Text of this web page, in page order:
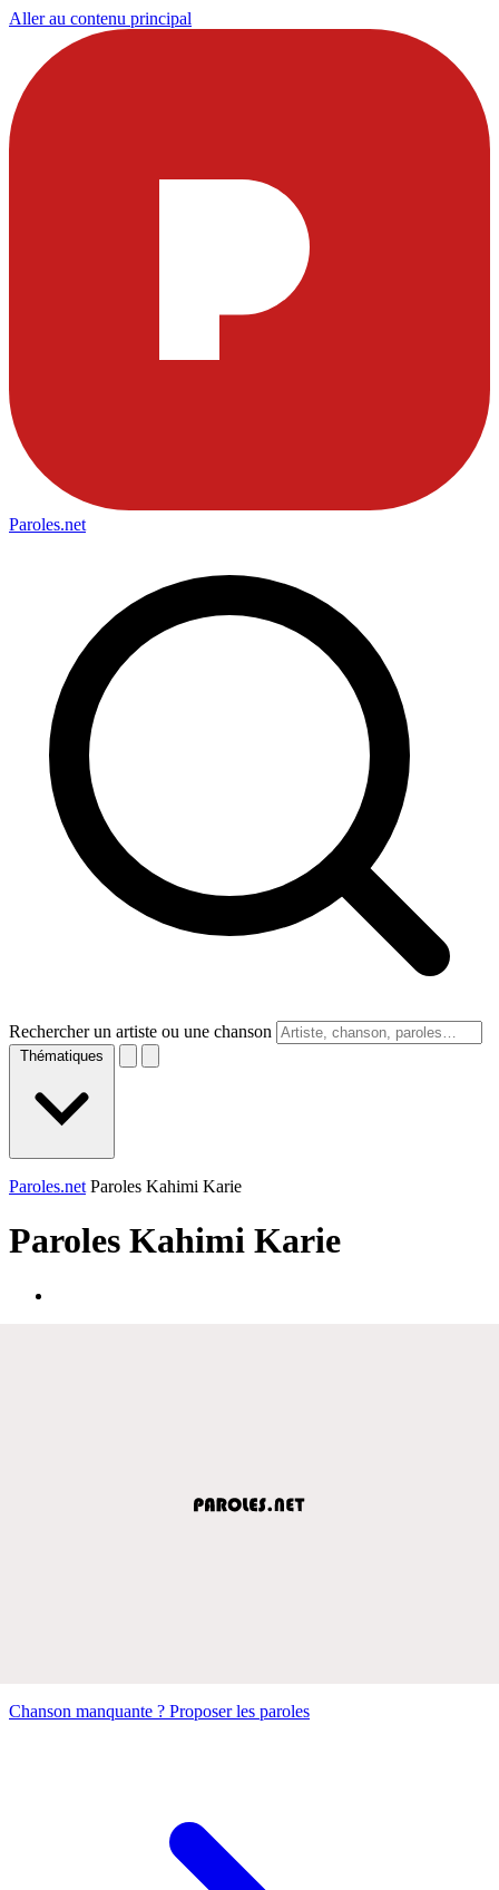
Aller au contenu principal
Paroles.net
Rechercher un artiste ou une chanson
Thématiques
Paroles.net Paroles Kahimi Karie
Paroles Kahimi Karie
Chanson manquante ? Proposer les paroles